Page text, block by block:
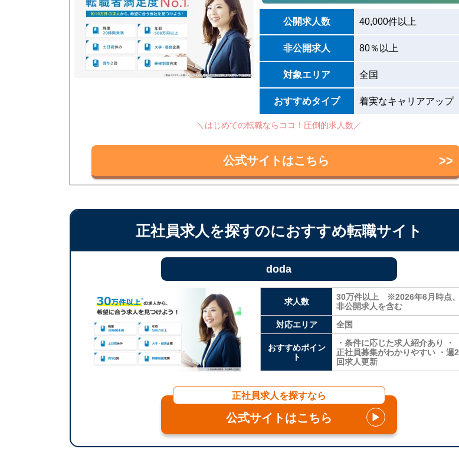
公開求人数 40,000件以上
非公開求人 80％以上
対象エリア 全国
おすすめタイプ 着実なキャリアアップ
＼はじめての転職ならココ！圧倒的求人数／
公式サイトはこちら
正社員求人を探すのにおすすめ転職サイト
doda
求人数
30万件以上 ※2026年6月時点、
非公開求人を含む
対応エリア
全国
おすすめポイン
ト
・条件に応じた求人紹介あり ・
正社員募集がわかりやすい ・週2
回求人更新
正社員求人を探すなら
公式サイトはこちら ▶